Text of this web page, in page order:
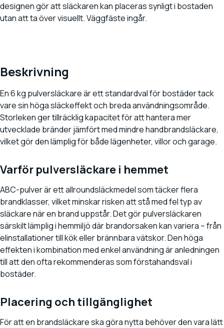
designen gör att släckaren kan placeras synligt i bostaden
utan att ta över visuellt. Väggfäste ingår.
Beskrivning
En 6 kg pulversläckare är ett standardval för bostäder tack
vare sin höga släckeffekt och breda användningsområde.
Storleken ger tillräcklig kapacitet för att hantera mer
utvecklade bränder jämfört med mindre handbrandsläckare,
vilket gör den lämplig för både lägenheter, villor och garage.
Varför pulversläckare i hemmet
ABC-pulver är ett allroundsläckmedel som täcker flera
brandklasser, vilket minskar risken att stå med fel typ av
släckare när en brand uppstår. Det gör pulversläckaren
särskilt lämplig i hemmiljö där brandorsaken kan variera – från
elinstallationer till kök eller brännbara vätskor. Den höga
effekten i kombination med enkel användning är anledningen
till att den ofta rekommenderas som förstahandsval i
bostäder.
Placering och tillgänglighet
För att en brandsläckare ska göra nytta behöver den vara lätt